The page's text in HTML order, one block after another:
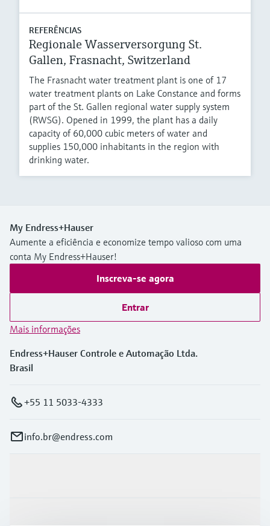
REFERÊNCIAS
Regionale Wasserversorgung St.
Gallen, Frasnacht, Switzerland
The Frasnacht water treatment plant is one of 17
water treatment plants on Lake Constance and forms
part of the St. Gallen regional water supply system
(RWSG). Opened in 1999, the plant has a daily
capacity of 60,000 cubic meters of water and
supplies 150,000 inhabitants in the region with
drinking water.
My Endress+Hauser
Aumente a eficiência e economize tempo valioso com uma
conta My Endress+Hauser!
Inscreva-se agora
Entrar
Mais informações
Endress+Hauser Controle e Automação Ltda.
Brasil
+55 11 5033-4333
info.br@endress.com